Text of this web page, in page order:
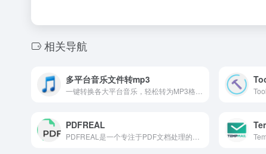
相关导航
多平台音乐文件转mp3
PDFREAL